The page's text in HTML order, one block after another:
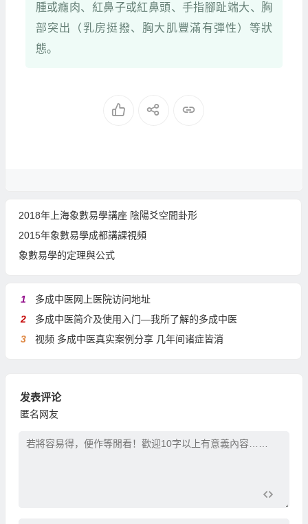
腫或癮肉、紅鼻子或紅鼻頭、手指腳趾端大、胸
部突出（乳房挺撥、胸大肌豐滿有彈性）等狀
態。
2018年上海象數易學講座 陰陽爻空間卦形
2015年象數易學成都講課視頻
象數易學的定理與公式
1
多成中医网上医院访问地址
2
多成中医简介及使用入门—我所了解的多成中医
3
视频 多成中医真实案例分享 几年间诸症皆消
发表评论
匿名网友